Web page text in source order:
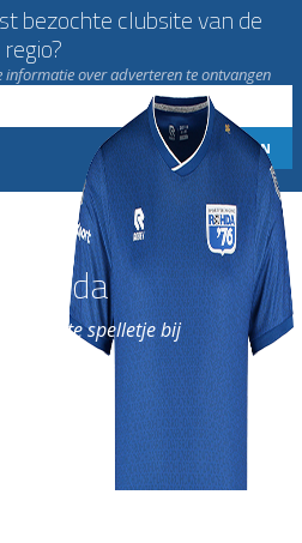
bezochte clubsite van de
regio?
informatie over adverteren te ontvangen
Rohda
leukste spelletje bij